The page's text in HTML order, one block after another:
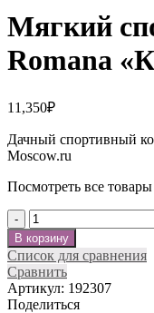
Мягкий
Romana
11,350₽
Дачный спортивный
Moscow.ru
Посмотреть все
Количество
В корзину
Список для сравнения
Сравнить
Артикул: 192307
Поделиться